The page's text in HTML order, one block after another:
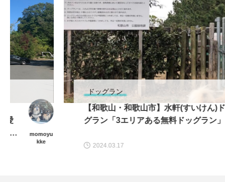
ドッグラン
【和歌山・和歌山市】水軒(すいけん)ドッ
グラン「3エリアある無料ドッグラン」
2024.03.17